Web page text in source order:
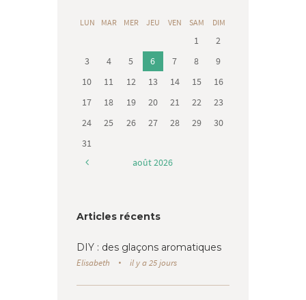
LUN MAR MER JEU VEN SAM DIM
1
2
3
4 5 6 7 8
9
10
11 12 13 14 15
16
17
18 19 20 21 22
23
24
25 26 27 28 29
30
31
août2026
Articles récents
DIY : des glaçons aromatiques
Elisabeth il y a 25 jours